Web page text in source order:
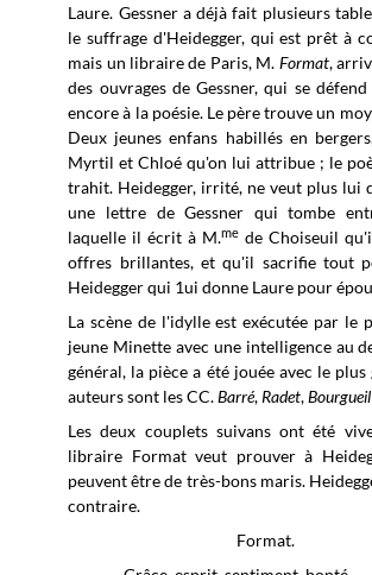
Laure. Gessner a déjà fait plusieurs
le suffrage d'Heidegger, qui est prêt à
mais un libraire de Paris, M. Format,
des ouvrages de Gessner, qui se
encore à la poésie. Le père trouve un
Deux jeunes enfans habillés en
Myrtil et Chloé qu'on lui attribue ; le
trahit. Heidegger, irrité, ne veut plus lui
une lettre de Gessner qui tombe
laquelle il écrit à M.me de Choiseuil
offres brillantes, et qu'il sacrifie tout
Heidegger qui 1ui donne Laure pour
La scène de l'idylle est exécutée par le
jeune Minette avec une intelligence au
général, la pièce a été jouée avec le plus
auteurs sont les CC.Barré, Radet,Bourgueil
Les deux couplets suivans ont été
libraire Format veut prouver à
peuvent être de très-bons maris.
contraire.
Format.